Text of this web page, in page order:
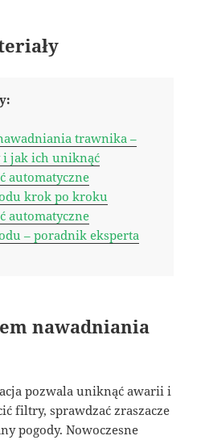
trawnika –
i jak ich uniknąć
automatyczne
krok po kroku
automatyczne
– poradnik eksperta
nawadniania
pozwala uniknąć awarii i
filtry, sprawdzać zraszacze
pogody. Nowoczesne